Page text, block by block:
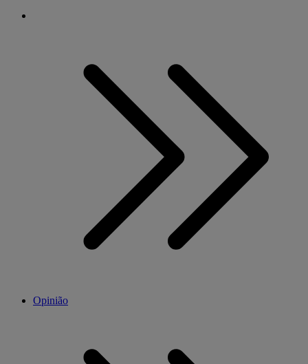
Opinião